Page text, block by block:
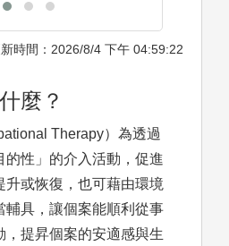
時間：2026/8/4 下午 04:59:22
麼？
Therapy）為透過
的性」的介入活動，促進
升或恢復，也可藉由環境
輔具，讓個案能順利從事
，提昇個案的安適感與生